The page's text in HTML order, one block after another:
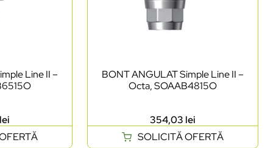
Line II –
lei
BONT ANGULAT Simple Line II –
Octa, SOAAB4815O
354,03 lei
SOLICITĂ OFERTĂ